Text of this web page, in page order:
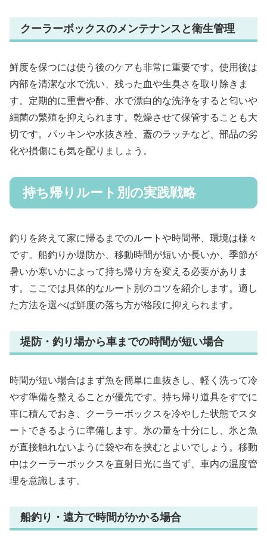
クーラーボックスのメンテナンスと衛生管理
鮮度を保つには使う後のケアも非常に重要です。使用後は
内部を清潔な水で洗い、残った血や生臭さを取り除きま
す。定期的に重曹や酢、水で漂白的な洗浄をすると匂いや
細菌の繁殖を抑えられます。乾燥させて保管することも大
切です。パッキンや水抜き栓、蓋のラッチなど、部品の劣
化や損傷にも気を配りましょう。
持ち帰りルート別の実践戦略
釣りを終えて家に帰るまでのルートや時間帯、環境は様々
です。船釣りか堤防か、移動時間が短いか長いか、季節が
暑いか寒いかによって持ち帰り方を変える必要がありま
す。ここでは具体的なルート別のコツを紹介します。適し
た方法を選べば鮮度の落ち方が格段に抑えられます。
堤防・釣り場から車までの時間が短い場合
時間が短い場合はまず魚を簡単に血抜きし、軽く洗って冷
やす準備を整えることが優先です。持ち帰り道具をすでに
車に積んでおき、クーラーボックスを冷やした状態でスタ
ートできるように準備します。氷の量を十分にし、氷と魚
が直接触れないように袋や布を挟むとよいでしょう。移動
中はクーラーボックスを直射日光に当てず、車内の温度管
理を意識します。
船釣り・遠方で時間がかかる場合